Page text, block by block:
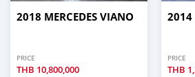
2018 MERCEDES VIANO
PRICE
THB 10,800,000
2014
PRICE
THB